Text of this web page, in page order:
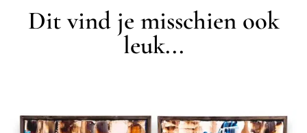
aan passies. De levendige kleuren en het spel
van texturen creëren een fascinerende visuele
dynamiek. In dit werk nodig ik je uit om de
impulsen. De visuele ervaring van “Passion”
Dit vind je misschien ook
leuk...